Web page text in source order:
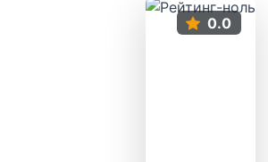
0.0